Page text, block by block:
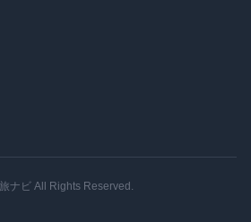
ナビ All Rights Reserved.